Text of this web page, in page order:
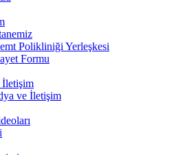
Polikliniği Yerleşkesi
Formu
İletişim
ve İletişim